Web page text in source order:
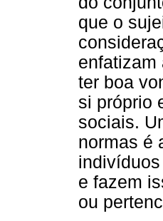
que o
enfatizam
ter boa
si próprio
sociais.
normas é
e fazem
ou